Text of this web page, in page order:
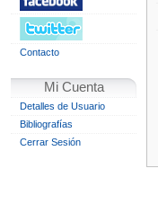
Contacto
Mi Cuenta
Detalles de Usuario
Bibliografías
Cerrar Sesión